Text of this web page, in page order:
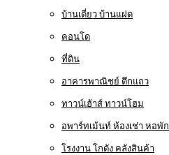
บ้านเดี่ยว บ้านแฝด
คอนโด
ที่ดิน
อาคารพาณิชย์ ตึกแถว
ทาวน์เฮ้าส์ ทาวน์โฮม
อพาร์ทเม้นท์ ห้องเช่า หอพัก
โรงงาน โกดัง คลังสินค้า